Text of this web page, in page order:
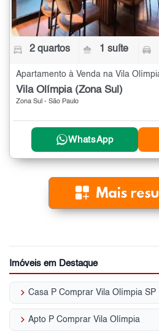
2 quartos 1 suíte
Vila Olímpia (Zona Sul)
Zona Sul - São Paulo
WhatsApp
Imóveis em Destaque
keyboard_arrow_right Casa P Comprar Vila Olímpia SP
keyboard_arrow_right Apto P Comprar Vila Olímpia